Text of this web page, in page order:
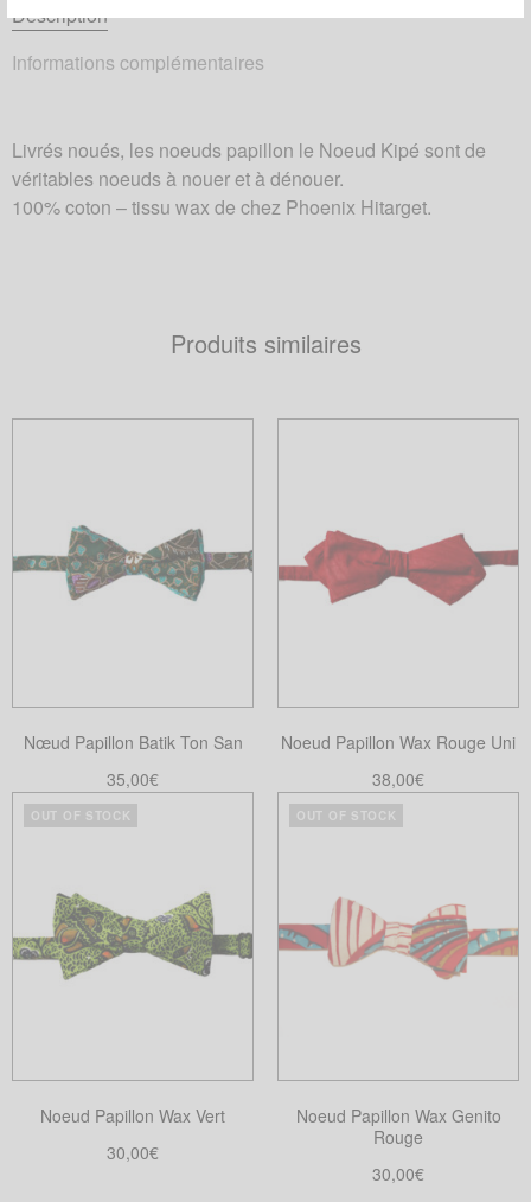
Description
Informations complémentaires
Livrés noués, les noeuds papillon le Noeud Kipé sont de
véritables noeuds à nouer et à dénouer.
100% coton – tissu wax de chez Phoenix Hitarget.
Produits similaires
Nœud Papillon Batik Ton San
35,00€
Choix des options
plusieurs
variations.
choisies
sur
la
Noeud Papillon Wax Rouge Uni
38,00€
Choix des options
plusieurs
variations.
Les
choisies
sur
la
page
OUT OF STOCK
Noeud Papillon Wax Vert
30,00€
OUT OF STOCK
Noeud Papillon Wax Genito
Rouge
30,00€